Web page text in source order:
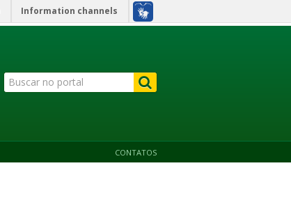
Information channels
CONTATOS